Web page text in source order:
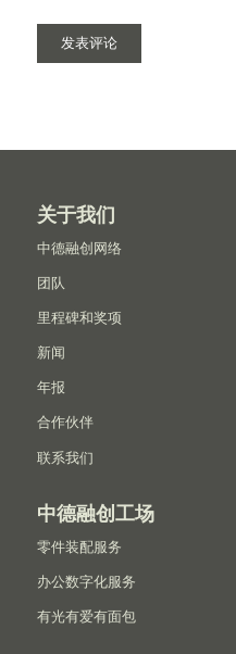
关于我们
中德融创网络
团队
里程碑和奖项
新闻
年报
合作伙伴
联系我们
中德融创工场
零件装配服务
办公数字化服务
有光有爱有面包